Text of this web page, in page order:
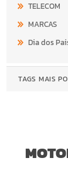
TELECOM
MARCAS
Dia dos
TAGS MAIS